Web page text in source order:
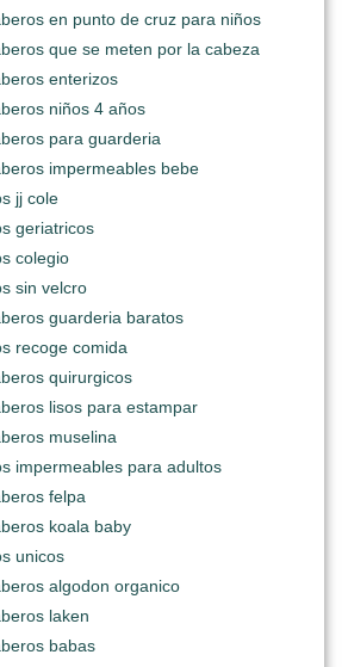
en punto de cruz para niños
que se meten por la cabeza
enterizos
niños 4 años
para guarderia
impermeables bebe
jj cole
geriatricos
colegio
sin velcro
guarderia baratos
recoge comida
quirurgicos
lisos para estampar
muselina
impermeables para adultos
felpa
koala baby
unicos
algodon organico
laken
babas